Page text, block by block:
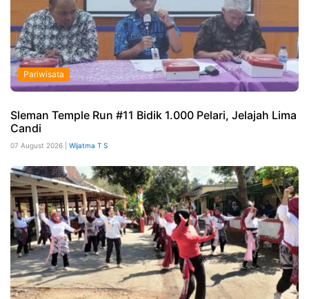
Pariwisata
Sleman Temple Run #11 Bidik 1.000 Pelari, Jelajah Lima
Candi
07 August 2026 | Wijatma T S